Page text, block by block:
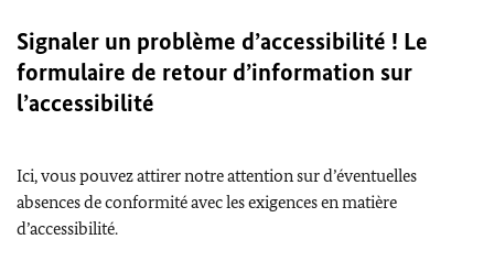
Signaler un problème d’accessibilité ! Le
formulaire de retour d’information sur
l’accessibilité
Ici, vous pouvez attirer notre attention sur d’éventuelles
absences de conformité avec les exigences en matière
d’accessibilité.